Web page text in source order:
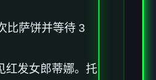
比萨饼并等待 3
红发女郎蒂娜。托